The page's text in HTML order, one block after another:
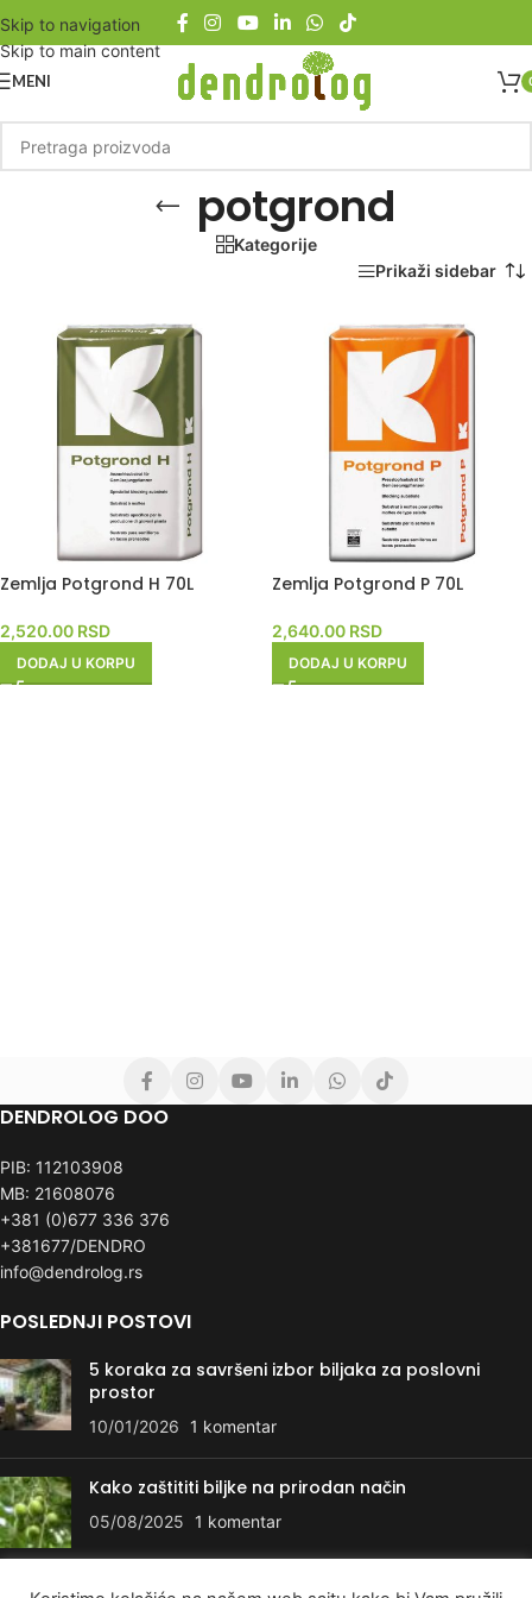
Skip to navigation
Skip to main content
MENI
potgrond
Kategorije
Prikaži sidebar
Zemlja Potgrond H 70L
2,520.00 RSD
DODAJ U KORPU
Zemlja Potgrond P 70L
2,640.00 RSD
DODAJ U KORPU
DENDROLOG DOO
PIB: 112103908
MB: 21608076
+381 (0)677 336 376
+381677/DENDRO
info@dendrolog.rs
POSLEDNJI POSTOVI
5 koraka za savršeni izbor biljaka za poslovni
prostor
10/01/2026 1 komentar
Kako zaštititi biljke na prirodan način
05/08/2025 1 komentar
KORISNI LINKOVI